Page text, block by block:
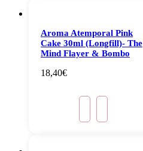
Aroma Atemporal Pink
Cake 30ml (Longfill)- The
Mind Flayer & Bombo
18,40€